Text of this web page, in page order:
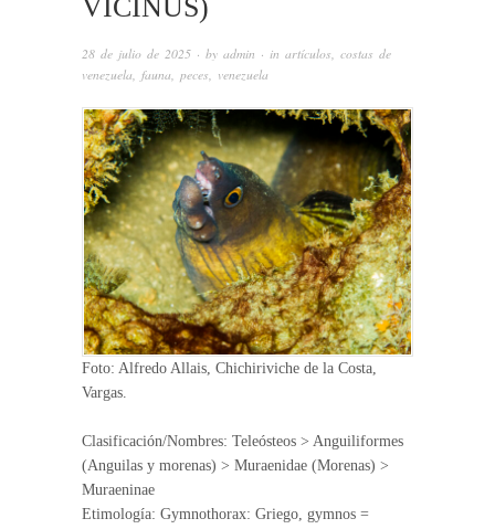
VICINUS)
28 de julio de 2025 · by admin · in artículos, costas de
venezuela, fauna, peces, venezuela
Foto: Alfredo Allais, Chichiriviche de la Costa,
Vargas.
Clasificación/Nombres: Teleósteos > Anguiliformes
(Anguilas y morenas) > Muraenidae (Morenas) >
Muraeninae
Etimología: Gymnothorax: Griego, gymnos =